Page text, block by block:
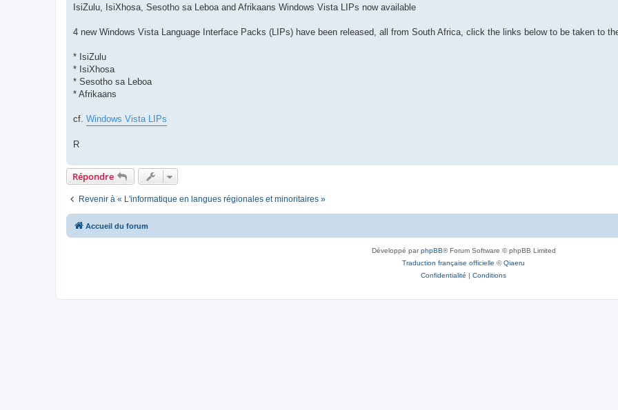
s
g
IsiZulu, IsiXhosa, Sesotho sa Leboa and Afrikaans Windows Vista LIPs now available
4 new Windows Vista Language Interface Packs (LIPs) have been released, all from South Africa, click the links below to be taken to
* IsiZulu
* IsiXhosa
* Sesotho sa Leboa
* Afrikaans
cf. Windows Vista LIPs
R
Répondre
Revenir à « L'informatique en langues régionales et minoritaires »
Accueil du forum
Développé parphpBB® Forum Software © phpBB Limited
Traduction française officielle ©Qiaeru
Confidentialité | Conditions